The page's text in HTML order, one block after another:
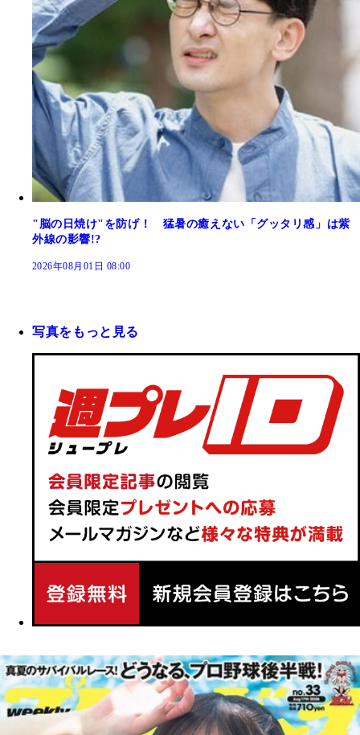
"脳の日焼け"を防げ！ 猛暑の癒えない「グッタリ感」は紫
外線の影響!?
2026年08月01日 08:00
写真をもっと見る